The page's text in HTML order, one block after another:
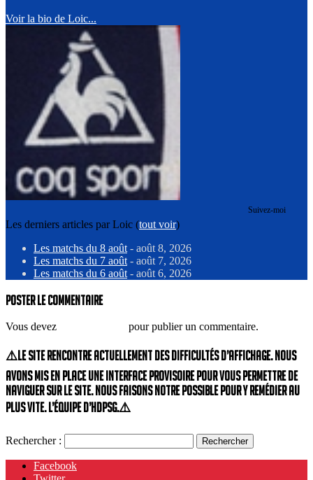
Voir la bio de Loic...
Suivez-moi
Les derniers articles par Loic (tout voir)
Les matchs du 8 août - août 8, 2026
Les matchs du 7 août - août 7, 2026
Les matchs du 6 août - août 6, 2026
Poster le commentaire
Vous devez pour publier un commentaire.
⚠️Le site rencontre actuellement des difficultés d’affichage. Nous
avons mis en place une interface provisoire pour vous permettre de
naviguer sur le site. Nous faisons notre possible pour y remédier au
plus vite. L’équipe d’HdPSG.⚠️
Rechercher :
Facebook